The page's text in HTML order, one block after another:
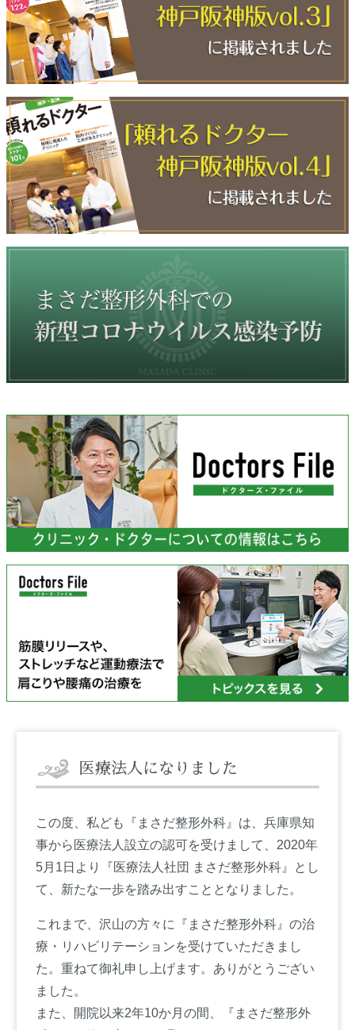
医療法人になりました
この度、私ども『まさだ整形外科』は、兵庫県知
事から医療法人設立の認可を受けまして、2020年
5月1日より『医療法人社団 まさだ整形外科』とし
て、新たな一歩を踏み出すこととなりました。
これまで、沢山の方々に『まさだ整形外科』の治
療・リハビリテーションを受けていただきまし
た。重ねて御礼申し上げます。ありがとうござい
ました。
また、開院以来2年10か月の間、『まさだ整形外